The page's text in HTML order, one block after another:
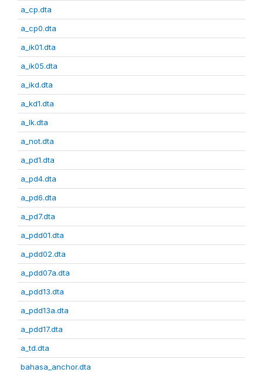
a_cp.dta
a_cp0.dta
a_ik01.dta
a_ik05.dta
a_ikd.dta
a_kd1.dta
a_lk.dta
a_not.dta
a_pd1.dta
a_pd4.dta
a_pd6.dta
a_pd7.dta
a_pdd01.dta
a_pdd02.dta
a_pdd07a.dta
a_pdd13.dta
a_pdd13a.dta
a_pdd17.dta
a_td.dta
bahasa_anchor.dta